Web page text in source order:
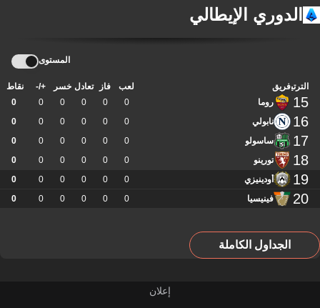
الدوري الإيطالي
المستوى
الترتيبفريق لعب فاز تعادل خسر +/- نقاط
15 روما 0
0
0
0
0
0
16 نابولي 0
0
0
0
0
0
17 ساسولو 0
0
0
0
0
0
18 تورينو 0
0
0
0
0
0
19 أودينيزي 0
0
0
0
0
0
20 فينيسيا 0
0
0
0
0
0
الجداول الكاملة